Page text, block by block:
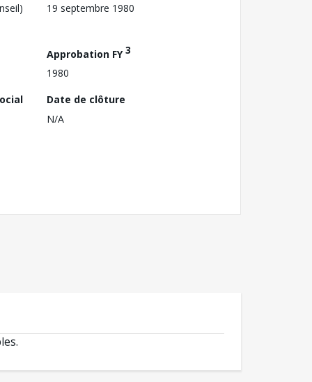
19 septembre 1980
Approbation FY3
1980
Date de clôture
N/A